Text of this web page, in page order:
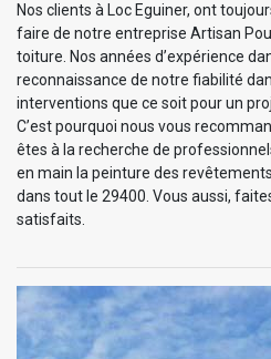
Nos clients à Loc Eguiner, ont
faire de notre entreprise Artisan
toiture. Nos années d’expérience
reconnaissance de notre fiabilité
interventions que ce soit pour un
C’est pourquoi nous vous
êtes à la recherche de
en main la peinture des
dans tout le 29400. Vous aussi,
satisfaits.